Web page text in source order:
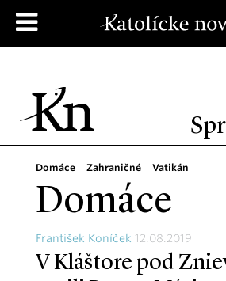
Domáce Zahraničné Vatikán
Domáce
František Koníček 12.08.2019
V Kláštore pod